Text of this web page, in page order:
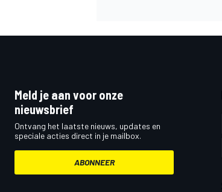
Meld je aan voor onze
nieuwsbrief
Ontvang het laatste nieuws, updates en
speciale acties direct in je mailbox.
ABONNEER